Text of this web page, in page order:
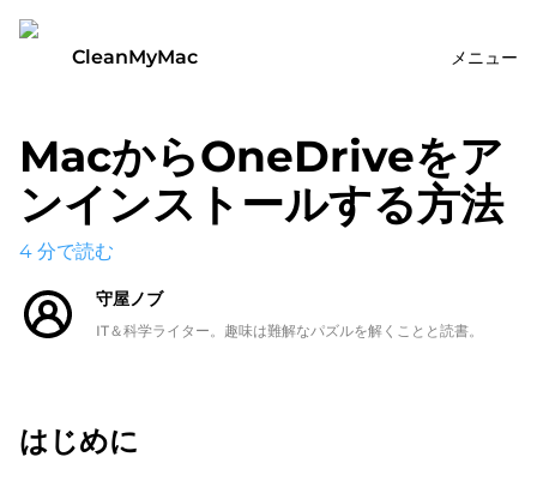
CleanMyMac メニュー
MacからOneDriveをア
ンインストールする方法
4 分で読む
守屋ノブ
IT＆科学ライター。趣味は難解なパズルを解くことと読書。
はじめに